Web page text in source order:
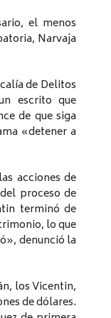
el menos
Narvaja
de Delitos
escrito que
de que siga
«detener a
acciones de
proceso de
terminó de
lo que
denunció la
los Vicentin,
de dólares.